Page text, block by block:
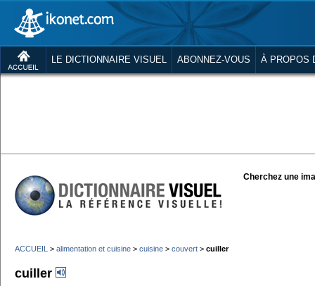
LE DICTIONNAIRE VISUEL ABONNEZ-VOUS À PROPOS
Cherchez une
ACCUEIL > alimentation et cuisine > cuisine > couvert > cuiller
cuiller